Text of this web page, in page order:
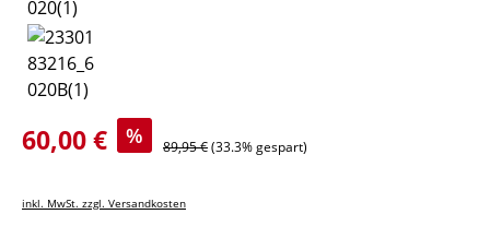
Verkaufspreis:
60,00 € % Regulärer Preis:
89,95 €(33.3% gespart)
inkl. MwSt. zzgl. Versandkosten